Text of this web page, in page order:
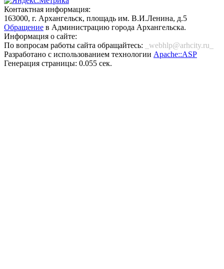
Контактная информация:
163000, г. Архангельск, площадь им. В.И.Ленина, д.5
Обращение в Администрацию города Архангельска.
Информация о сайте:
По вопросам работы сайта обращайтесь:
_webhlp@arhcity.ru_
Разработано с использованием технологии Apache::ASP
Генерация страницы: 0.055 сек.